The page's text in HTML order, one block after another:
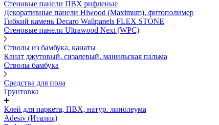
Стеновые панели ПВХ рифленые
Декоративные панели Hiwood (Maximum), фитополимер
Гибкий камень Decaro Wallpanels FLEX STONE
Стеновые панели Ultrawood Next (WPC)
Стволы из бамбука, канаты
Канат джутовый, сизалевый, манильская пальма
Стволы бамбука
Средства для пола
Грунтовка
Клей для паркета, ПВХ, натур. линолеума
Adesiv (Италия)